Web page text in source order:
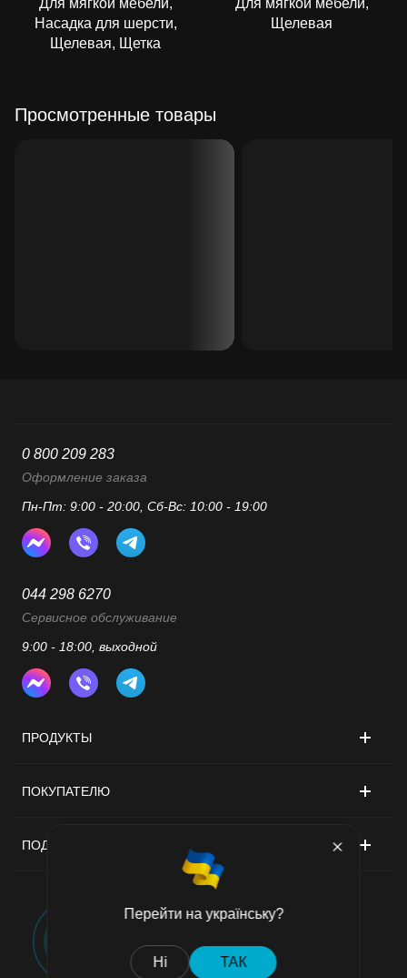
Перейти на українську?
Ні ТАК
Для мягкой мебели,
Насадка для шерсти,
Щелевая, Щетка
Для мягкой мебели,
Щелевая
Просмотренные товары
ПРОДУКТЫ
ПОКУПАТЕЛЮ
ПОДДЕРЖКА
0 800 209 283
Оформление заказа
Пн-Пт: 9:00 - 20:00, Сб-Вс: 10:00 - 19:00
044 298 6270
Сервисное обслуживание
9:00 - 18:00, выходной
Договор публичной оферты